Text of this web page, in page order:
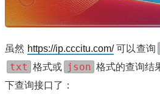
虽然 https://ip.cccitu.com/可以查询
txt 格式或 json 格式的查询结
下查询接口了：